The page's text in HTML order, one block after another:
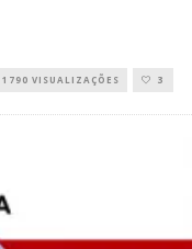
1790 VISUALIZAÇÕES 3